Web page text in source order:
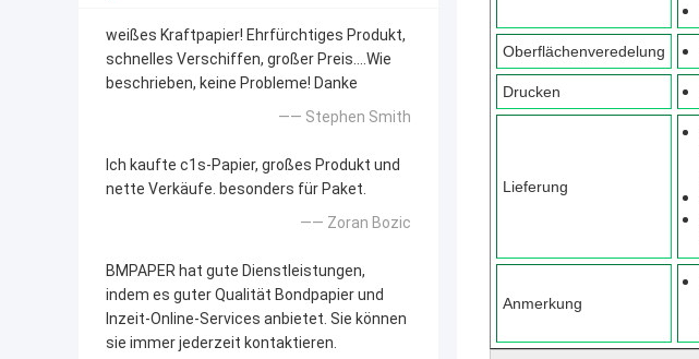
weißes Kraftpapier! Ehrfürchtiges Produkt,
schnelles Verschiffen, großer Preis….Wie
beschrieben, keine Probleme! Danke
—— Stephen Smith
Ich kaufte c1s-Papier, großes Produkt und
nette Verkäufe. besonders für Paket.
—— Zoran Bozic
BMPAPER hat gute Dienstleistungen,
indem es guter Qualität Bondpapier und
Inzeit-Online-Services anbietet. Sie können
sie immer jederzeit kontaktieren.
Oberflächenveredelung
Drucken
Lieferung
Anmerkung